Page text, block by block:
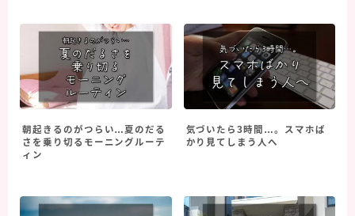
朝起きるのがつらい…夏のだる
さを乗り切るモーニングルーテ
ィン
気づいたら3時間…。スマホば
かり見てしまう人へ